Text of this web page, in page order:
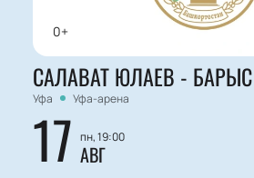
0+
САЛАВАТ ЮЛАЕВ - БАРЫС
Уфа Уфа-арена
17 пн, 19:00
АВГ